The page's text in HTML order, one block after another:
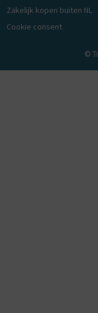
Zakelijk kopen buiten NL
Cookie consent
©